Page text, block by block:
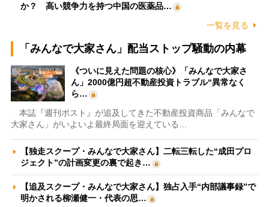
か？ 高い競争力を持つ中国の医薬品…
一覧を見る
「みんなで大家さん」配当ストップ騒動の内幕
《ついに見えた問題の核心》「みんなで大家さ
ん」2000億円超不動産投資トラブル“異常なく
ら…
本誌『週刊ポスト』が追及してきた不動産投資商品「みんなで
大家さん」がいよいよ最終局面を迎えている…
【独走スクープ・みんなで大家さん】二転三転した“成田プロ
ジェクト”の計画変更の裏で起き…
【追及スクープ・みんなで大家さん】独占入手“内部議事録”で
明かされる柳瀬健一・代表の思…